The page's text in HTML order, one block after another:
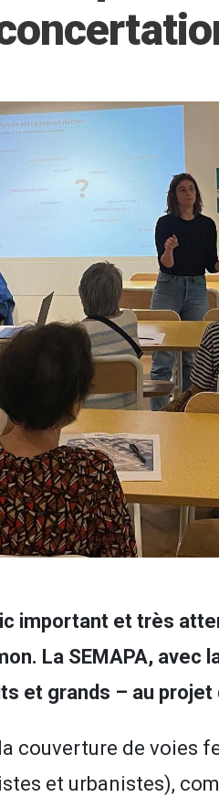
important et très
La SEMAPA, avec
et grands – au projet
couverture de voies
et urbanistes),